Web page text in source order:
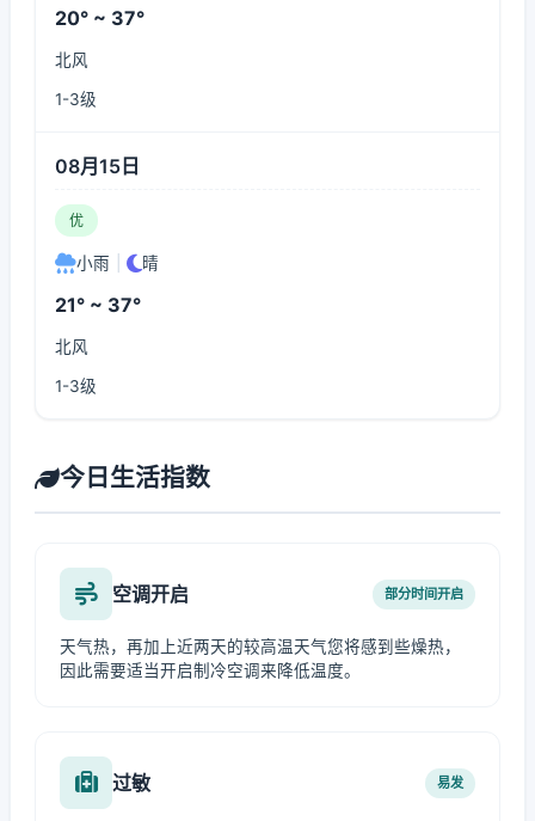
20° ~ 37°
北风
1-3级
08月15日
优
小雨 晴
21° ~ 37°
北风
1-3级
今日生活指数
空调开启 部分时间开启
天气热，再加上近两天的较高温天气您将感到些燥热，
因此需要适当开启制冷空调来降低温度。
过敏 易发